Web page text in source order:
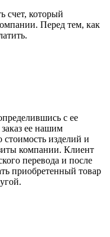
счет, который
Перед тем, как
с ее
ее нашим
изделий и
компании. Клиент
перевода и после
приобретенный товар